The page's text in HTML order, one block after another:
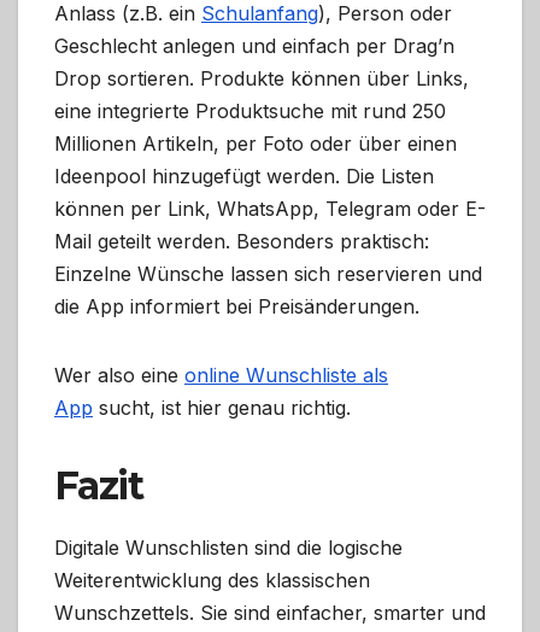
Anlass (z.B. ein Schulanfang), Person oder
Geschlecht anlegen und einfach per Drag’n
Drop sortieren. Produkte können über Links,
eine integrierte Produktsuche mit rund 250
Millionen Artikeln, per Foto oder über einen
Ideenpool hinzugefügt werden. Die Listen
können per Link, WhatsApp, Telegram oder E-
Mail geteilt werden. Besonders praktisch:
Einzelne Wünsche lassen sich reservieren und
die App informiert bei Preisänderungen.
Wer also eine online Wunschliste als
App sucht, ist hier genau richtig.
Fazit
Digitale Wunschlisten sind die logische
Weiterentwicklung des klassischen
Wunschzettels. Sie sind einfacher, smarter und